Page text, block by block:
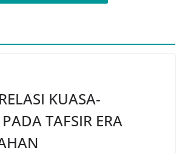
KUASA-
TAFSIR ERA